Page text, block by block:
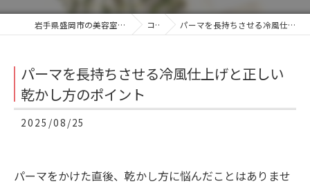
岩手県盛岡市の美容室ならへアーサロンポプラル コラム パーマを長持ちさせる冷風仕上げと正しい乾かし方のポイント
パーマを長持ちさせる冷風仕上げと正しい
乾かし方のポイント
2025/08/25
パーマをかけた直後、乾かし方に悩んだことはありませ